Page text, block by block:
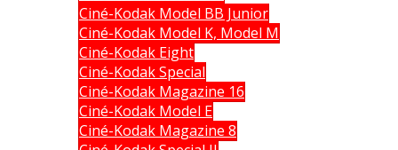
Ciné-Kodak Model BB Junior
Ciné-Kodak Model K, Model M
Ciné-Kodak Eight
Ciné-Kodak Special
Ciné-Kodak Magazine 16
Ciné-Kodak Model E
Ciné-Kodak Magazine 8